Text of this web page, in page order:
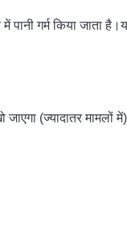
गर्म किया
(ज्यादातर